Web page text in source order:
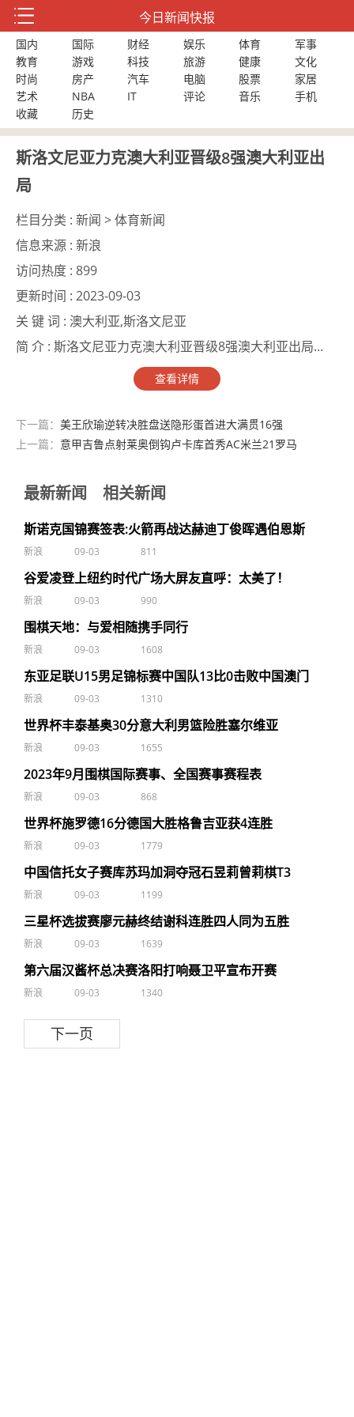
今日新闻快报
国内 国际 财经 娱乐 体育
军事
教育
游戏 科技 旅游 健康
文化
时尚
房产 汽车 电脑 股票
家居
艺术
NBA IT 评论 音乐
手机
收藏
历史
斯洛文尼亚力克澳大利亚晋级8强澳大利亚出
局
栏目分类 : 新闻 > 体育新闻
信息来源 : 新浪
访问热度 : 899
更新时间 : 2023-09-03
关 键 词 : 澳大利亚,斯洛文尼亚
简 介 : 斯洛文尼亚力克澳大利亚晋级8强澳大利亚出局...
查看详情
下一篇： 美王欣瑜逆转决胜盘送隐形蛋首进大满贯16强
上一篇： 意甲吉鲁点射莱奥倒钩卢卡库首秀AC米兰21罗马
最新新闻 相关新闻
斯诺克国锦赛签表:火箭再战达赫迪丁俊晖遇伯恩斯
新浪 09-03 811
谷爱凌登上纽约时代广场大屏友直呼：太美了！
新浪 09-03 990
围棋天地：与爱相随携手同行
新浪 09-03 1608
东亚足联U15男足锦标赛中国队13比0击败中国澳门
新浪 09-03 1310
世界杯丰泰基奥30分意大利男篮险胜塞尔维亚
新浪 09-03 1655
2023年9月围棋国际赛事、全国赛事赛程表
新浪 09-03 868
世界杯施罗德16分德国大胜格鲁吉亚获4连胜
新浪 09-03 1779
中国信托女子赛库苏玛加洞夺冠石昱莉曾莉棋T3
新浪 09-03 1199
三星杯选拔赛廖元赫终结谢科连胜四人同为五胜
新浪 09-03 1639
第六届汉酱杯总决赛洛阳打响聂卫平宣布开赛
新浪 09-03 1340
下一页